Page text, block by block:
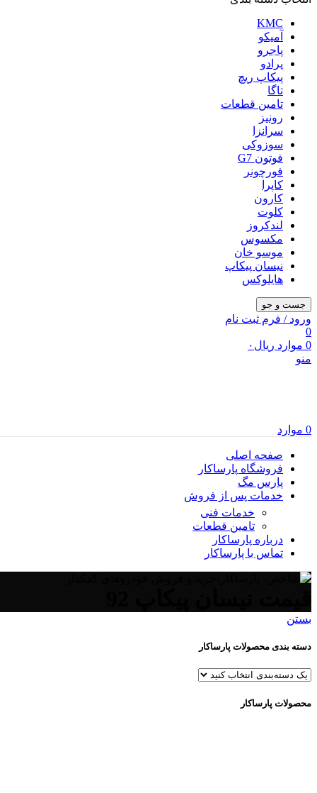
KMC
آمیکو
پاجرو
پرادو
پیکاپ ریچ
تاگا
تامین قطعات
رونیز
سرانزا
سوزوکی
فوتون G7
فورچونر
کاپرا
کارون
کلوت
لندکروز
مکسوس
موسو خان
نیسان پیکاپ
هایلوکس
جست و جو
ورود / فرم ثبت نام
0
0 موارد ریال ۰
منو
0 موارد
صفحه اصلی
فروشگاه پارساکار
پارس مگ
خدمات پس از فروش
خدمات فنی
تامین قطعات
درباره پارساکار
تماس با پارساکار
بستن
دسته بندی محصولات پارساکار
محصولات پارساکار